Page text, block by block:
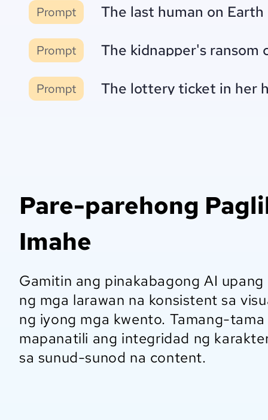
Prompt The last human on
Prompt The kidnapper's ransom
Prompt The lottery ticket in her
Pare-parehong
Imahe
Gamitin ang pinakabagong AI upang
ng mga larawan na konsistent sa
ng iyong mga kwento. Tamang-
mapanatili ang integridad ng
sa sunud-sunod na content.